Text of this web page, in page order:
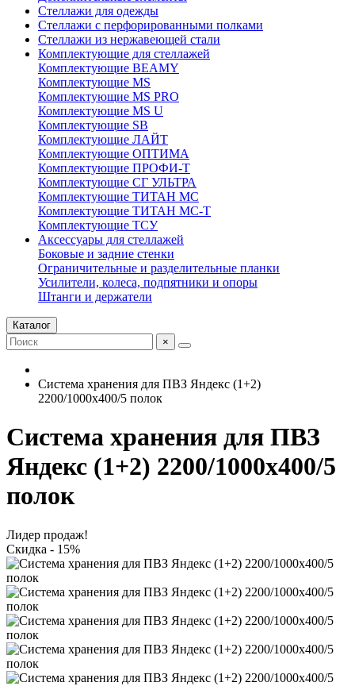
Стеллажи для одежды
Стеллажи с перфорированными полками
Стеллажи из нержавеющей стали
Комплектующие для стеллажей
Комплектующие BEAMY
Комплектующие MS
Комплектующие MS PRO
Комплектующие MS U
Комплектующие SB
Комплектующие ЛАЙТ
Комплектующие ОПТИМА
Комплектующие ПРОФИ-Т
Комплектующие СГ УЛЬТРА
Комплектующие ТИТАН МС
Комплектующие ТИТАН МС-Т
Комплектующие ТСУ
Аксессуары для стеллажей
Боковые и задние стенки
Ограничительные и разделительные планки
Усилители, колеса, подпятники и опоры
Штанги и держатели
Каталог
×
Система хранения для ПВЗ Яндекс (1+2)
2200/1000x400/5 полок
Система хранения для ПВЗ
Яндекс (1+2) 2200/1000x400/5
полок
Лидер продаж!
Скидка - 15%